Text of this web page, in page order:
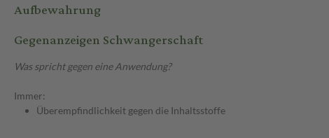
Aufbewahrung
Gegenanzeigen Schwangerschaft
Was spricht gegen eine Anwendung?
Immer:
Überempfindlichkeit gegen die Inhaltsstoffe